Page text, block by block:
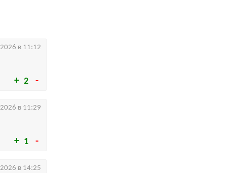
2
в 11:12
1
в 11:29
в 14:25